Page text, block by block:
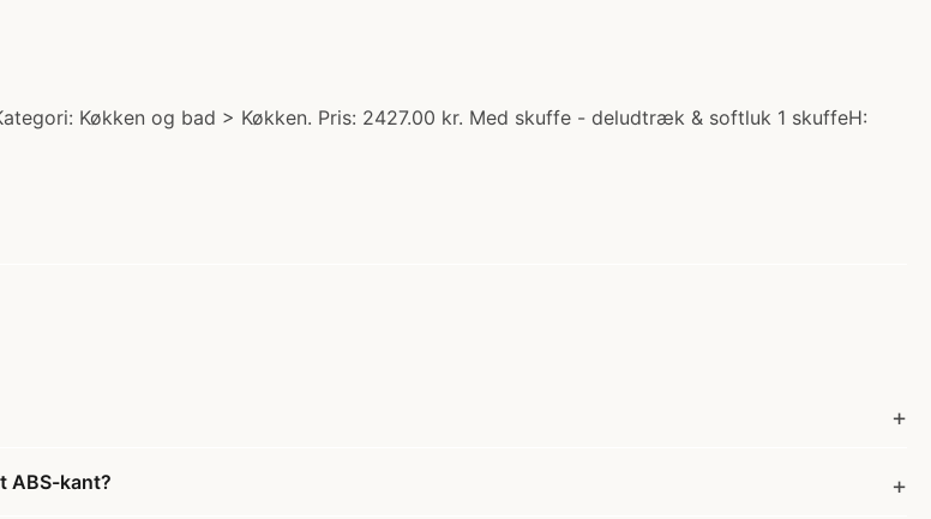
Køkken og bad > Køkken. Pris: 2427.00 kr. Med skuffe - deludtræk & softluk 1 skuffeH:
ABS-kant?